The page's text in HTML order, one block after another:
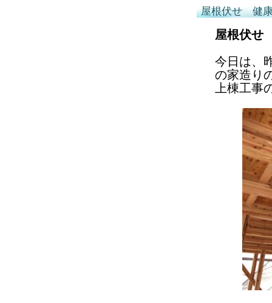
屋根伏せ 健康
屋根伏せ
今日は、
の家造り
上棟工事